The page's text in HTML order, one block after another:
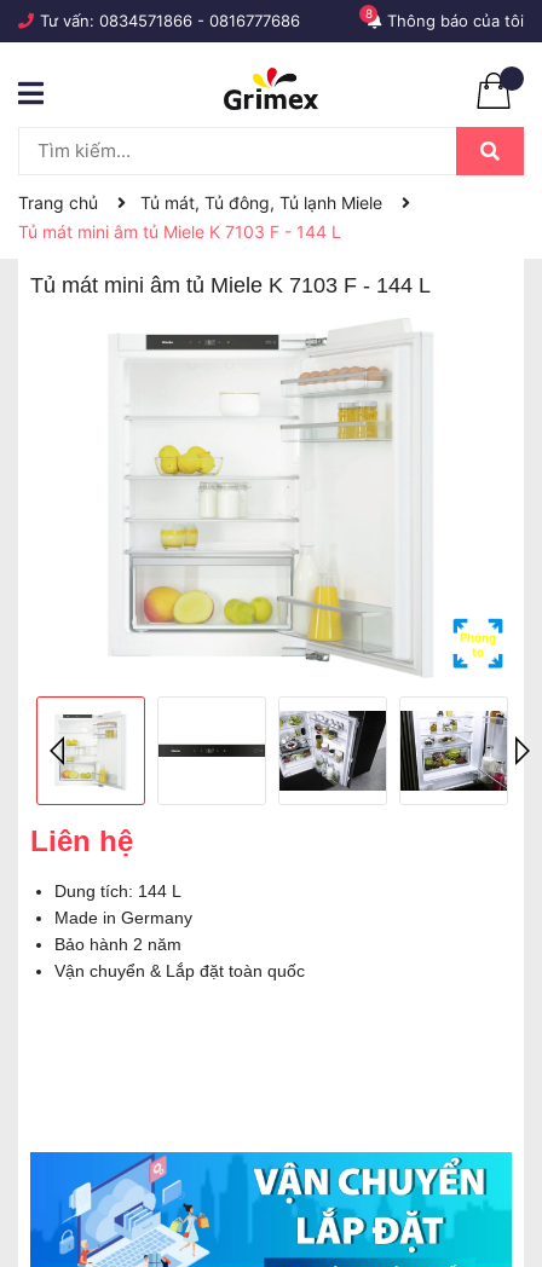
Tư vấn: 0834571866 - 0816777686 Thông báo của tôi
8
Trang chủ
Tủ mát, Tủ đông, Tủ lạnh Miele
Tủ mát mini âm tủ Miele K 7103 F - 144 L
Tủ mát mini âm tủ Miele K 7103 F - 144 L
Phóng
to
Liên hệ
Dung tích: 144 L
Made in Germany
Bảo hành 2 năm
Vận chuyển & Lắp đặt toàn quốc